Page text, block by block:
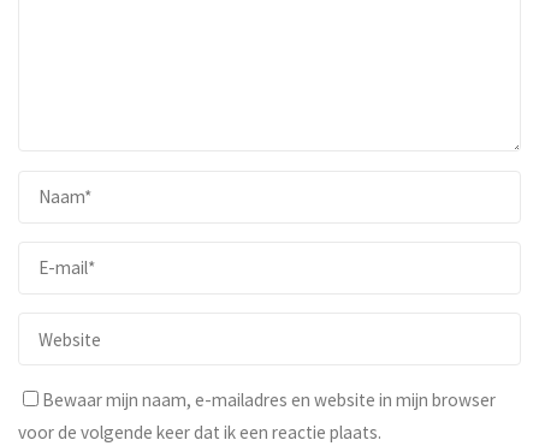
Bewaar mijn naam, e-mailadres en website in mijn browser
voor de volgende keer dat ik een reactie plaats.